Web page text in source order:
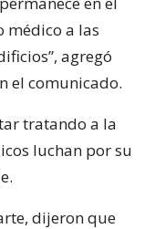
médico a las
agregó
el comunicado.
tratando a la
luchan por su
dijeron que